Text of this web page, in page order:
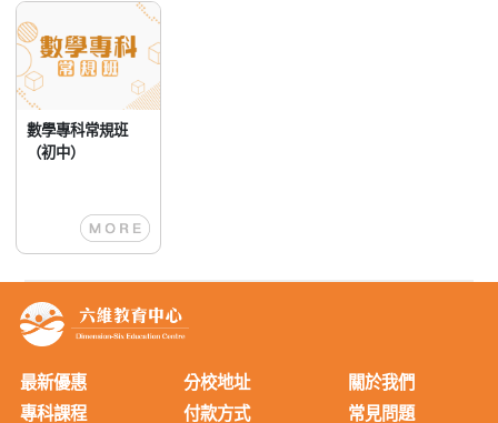
數學專科常規班
（初中）
最新優惠
專科課程
分校地址
付款方式
關於我們
常見問題